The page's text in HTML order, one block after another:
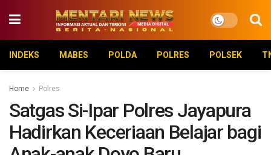
INDEKS MABES POLDA POLRES POLSEK
Home Polres
Satgas Si-Ipar Polres Jayapura
Hadirkan Keceriaan Belajar bagi